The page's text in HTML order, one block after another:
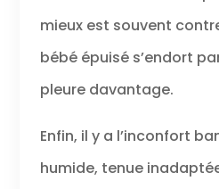
mieux est souvent
bébé épuisé s’endort
pleure davantage.
Enfin, il y a l’inconfort
humide, tenue